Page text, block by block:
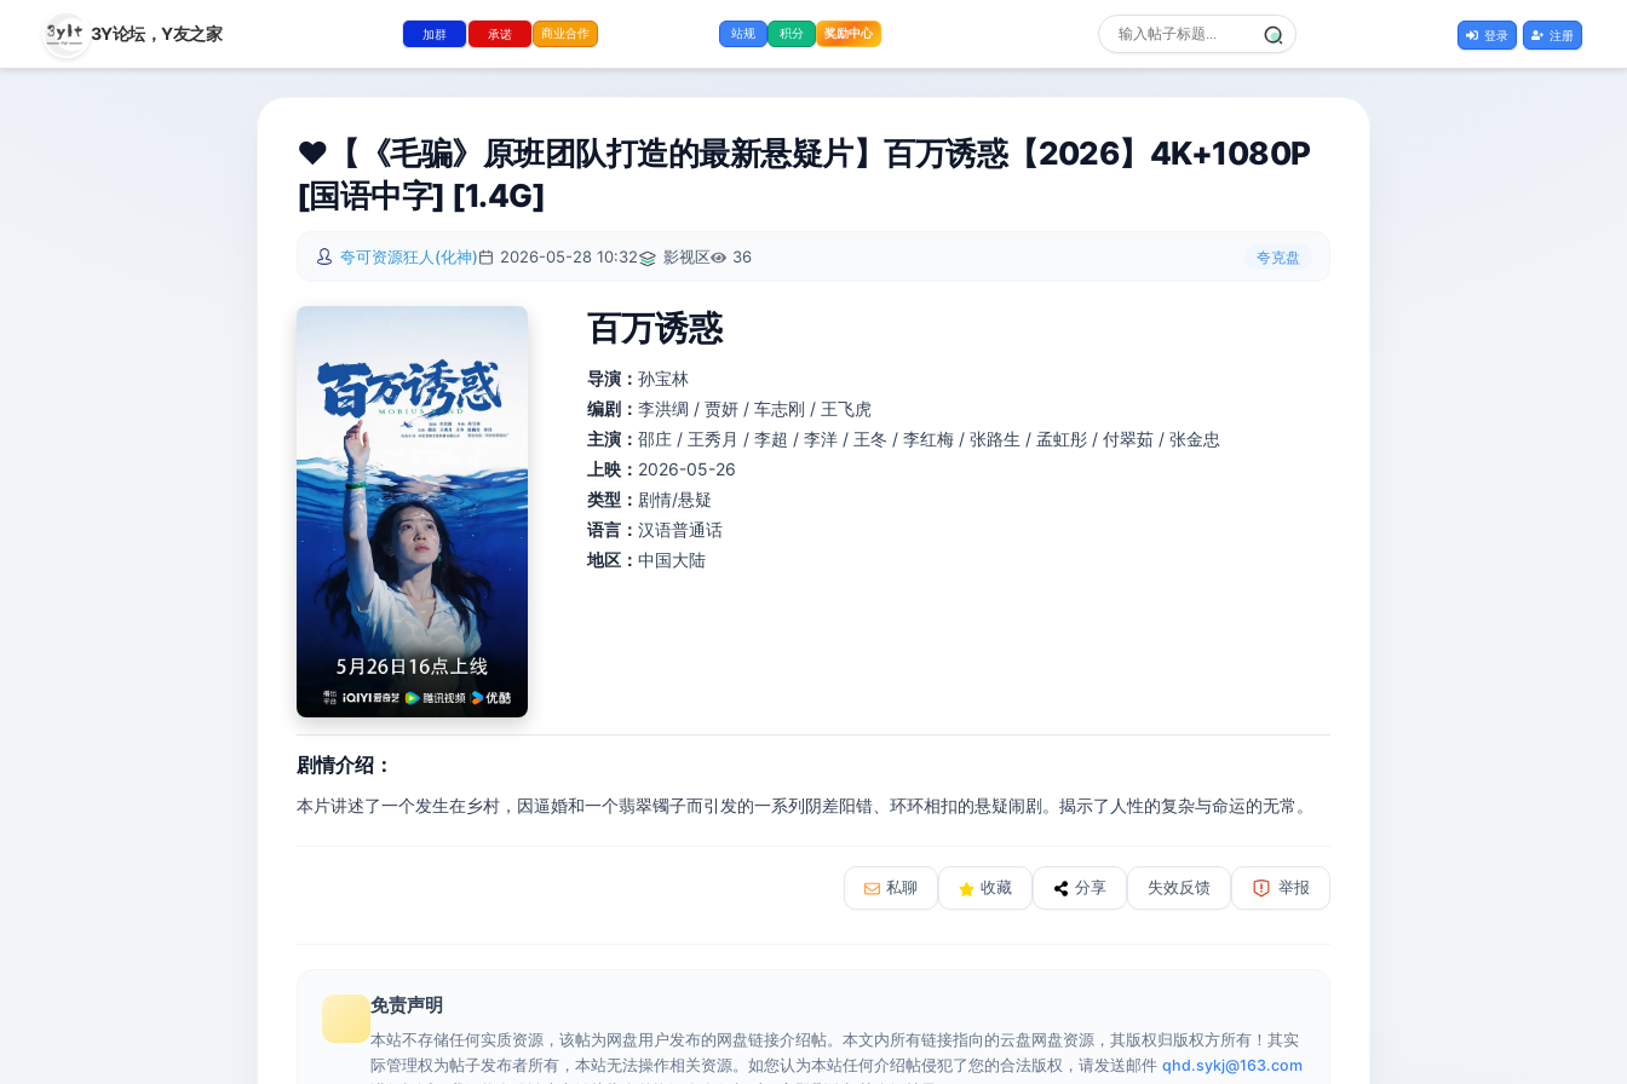
3Y论坛，Y友之家 加群 承诺 商业合作 站规 积分 奖励中心 登录 注册
❤️【《毛骗》原班团队打造的最新悬疑片】百万诱惑【2026】4K+1080P
[国语中字] [1.4G]
夸可资源狂人(化神) 2026-05-28 10:32 影视区 36 夸克盘
百万诱惑
导演： 孙宝林
编剧： 李洪绸 / 贾妍 / 车志刚 / 王飞虎
主演： 邵庄 / 王秀月 / 李超 / 李洋 / 王冬 / 李红梅 / 张路生 / 孟虹彤 / 付翠茹 / 张金忠
上映： 2026-05-26
类型： 剧情/悬疑
语言： 汉语普通话
地区： 中国大陆
剧情介绍：
本片讲述了一个发生在乡村，因逼婚和一个翡翠镯子而引发的一系列阴差阳错、环环相扣的悬疑闹剧。揭示了人性的复杂与命运的无常。
私聊 收藏 分享 失效反馈 举报
免责声明
本站不存储任何实质资源，该帖为网盘用户发布的网盘链接介绍帖。本文内所有链接指向的云盘网盘资源，其版权归版权方所有！其实
际管理权为帖子发布者所有，本站无法操作相关资源。如您认为本站任何介绍帖侵犯了您的合法版权，请发送邮件 qhd.sykj@163.com